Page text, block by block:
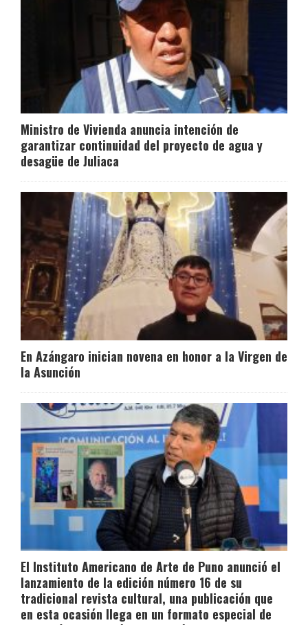
Ministro de Vivienda anuncia intención de
garantizar continuidad del proyecto de agua y
desagüe de Juliaca
En Azángaro inician novena en honor a la Virgen de
la Asunción
El Instituto Americano de Arte de Puno anunció el
lanzamiento de la edición número 16 de su
tradicional revista cultural, una publicación que
en esta ocasión llega en un formato especial de